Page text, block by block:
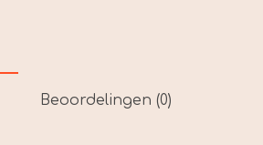
Beoordelingen (0)